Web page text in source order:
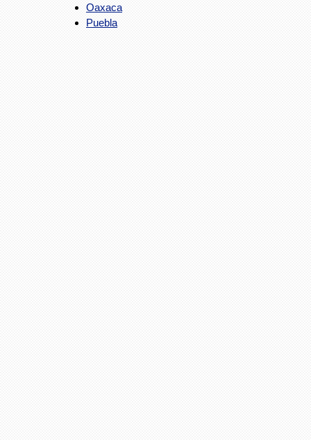
Oaxaca
Puebla